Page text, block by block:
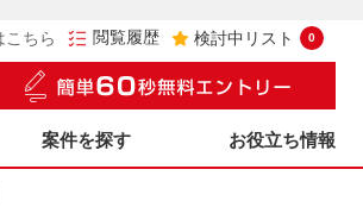
こちら 閲覧履歴 検討中リスト 0
案件を探す お役立ち情報